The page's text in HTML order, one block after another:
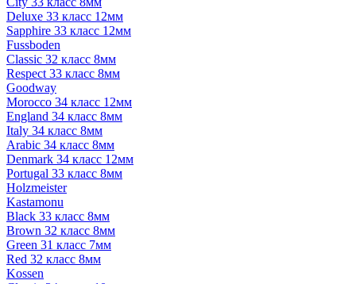
Deluxe 33 класс 12мм
Sapphire 33 класс 12мм
Fussboden
Classic 32 класс 8мм
Respect 33 класс 8мм
Goodway
Morocco 34 класс 12мм
England 34 класс 8мм
Italy 34 класс 8мм
Arabic 34 класс 8мм
Denmark 34 класс 12мм
Portugal 33 класс 8мм
Holzmeister
Kastamonu
Black 33 класс 8мм
Brown 32 класс 8мм
Green 31 класс 7мм
Red 32 класс 8мм
Kossen